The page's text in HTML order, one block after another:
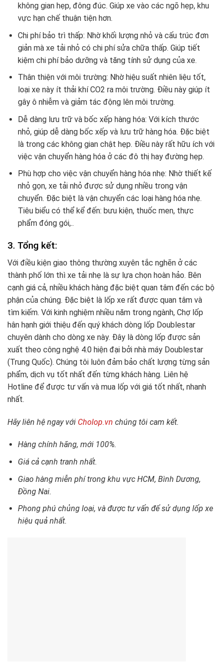
không gian hẹp, đông đúc. Giúp xe vào các ngõ hẹp, khu
vực hạn chế thuận tiện hơn.
Chi phí bảo trì thấp: Nhờ khối lượng nhỏ và cấu trúc đơn
giản mà xe tải nhỏ có chi phí sửa chữa thấp. Giúp tiết
kiệm chi phí bảo dưỡng và tăng tính sử dụng của xe.
Thân thiện với môi trường: Nhờ hiệu suất nhiên liệu tốt,
loại xe này ít thải khí CO2 ra môi trường. Điều này giúp ít
gây ô nhiễm và giảm tác động lên môi trường.
Dễ dàng lưu trữ và bốc xếp hàng hóa: Với kích thước
nhỏ, giúp dễ dàng bốc xếp và lưu trữ hàng hóa. Đặc biệt
là trong các không gian chật hẹp. Điều này rất hữu ích với
việc vận chuyển hàng hóa ở các đô thị hay đường hẹp.
Phù hợp cho việc vận chuyển hàng hóa nhẹ: Nhờ thiết kế
nhỏ gọn, xe tải nhỏ được sử dụng nhiều trong vận
chuyển. Đặc biệt là vận chuyển các loại hàng hóa nhẹ.
Tiêu biểu có thể kể đến: bưu kiện, thuốc men, thực
phẩm đóng gói,..
3. Tổng kết:
Với điều kiện giao thông thường xuyên tắc nghẽn ở các
thành phố lớn thì xe tải nhẹ là sự lựa chọn hoàn hảo. Bên
cạnh giá cả, nhiều khách hàng đặc biệt quan tâm đến các bộ
phận của chúng. Đặc biệt là lốp xe rất được quan tâm và
tìm kiếm. Với kinh nghiệm nhiều năm trong ngành, Chợ lốp
hân hạnh giới thiệu đến quý khách dòng lốp Doublestar
chuyên dành cho dòng xe này. Đây là dòng lốp được sản
xuất theo công nghệ 4.0 hiện đại bởi nhà máy Doublestar
(Trung Quốc). Chúng tôi luôn đảm bảo chất lượng từng sản
phẩm, dịch vụ tốt nhất đến từng khách hàng. Liên hệ
Hotline để được tư vấn và mua lốp với giá tốt nhất, nhanh
nhất.
Hãy liên hệ ngay với Cholop.vn chúng tôi cam kết.
Hàng chính hãng, mới 100%.
Giá cả cạnh tranh nhất.
Giao hàng miễn phí trong khu vực HCM, Bình Dương,
Đồng Nai.
Phong phú chủng loại, và được tư vấn để sử dụng lốp xe
hiệu quả nhất.